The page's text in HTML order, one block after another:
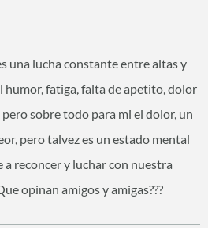
una lucha constante entre altas y
humor, fatiga, falta de apetito, dolor
sobre todo para mi el dolor, un
pero talvez es un estado mental
reconcer y luchar con nuestra
opinan amigos y amigas???